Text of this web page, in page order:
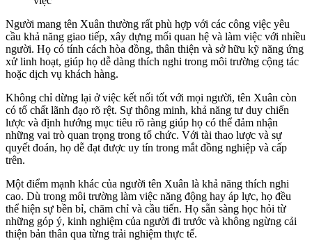
Người mang tên Xuân thường rất phù hợp với các công việc yêu
cầu khả năng giao tiếp, xây dựng mối quan hệ và làm việc với nhiều
người. Họ có tính cách hòa đồng, thân thiện và sở hữu kỹ năng ứng
xử linh hoạt, giúp họ dễ dàng thích nghi trong môi trường cộng tác
hoặc dịch vụ khách hàng.
Không chỉ dừng lại ở việc kết nối tốt với mọi người, tên Xuân còn
có tố chất lãnh đạo rõ rệt. Sự thông minh, khả năng tư duy chiến
lược và định hướng mục tiêu rõ ràng giúp họ có thể đảm nhận
những vai trò quan trọng trong tổ chức. Với tài thao lược và sự
quyết đoán, họ dễ đạt được uy tín trong mắt đồng nghiệp và cấp
trên.
Một điểm mạnh khác của người tên Xuân là khả năng thích nghi
cao. Dù trong môi trường làm việc năng động hay áp lực, họ đều
thể hiện sự bền bỉ, chăm chỉ và cầu tiến. Họ sẵn sàng học hỏi từ
những góp ý, kinh nghiệm của người đi trước và không ngừng cải
thiện bản thân qua từng trải nghiệm thực tế.